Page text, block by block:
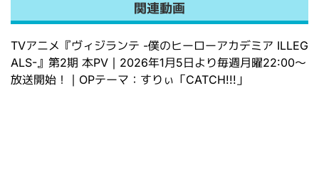
関連動画
TVアニメ『ヴィジランテ -僕のヒーローアカデミア ILLEG
ALS-』第2期 本PV｜2026年1月5日より毎週月曜22:00～
放送開始！｜OPテーマ：すりぃ「CATCH!!!」